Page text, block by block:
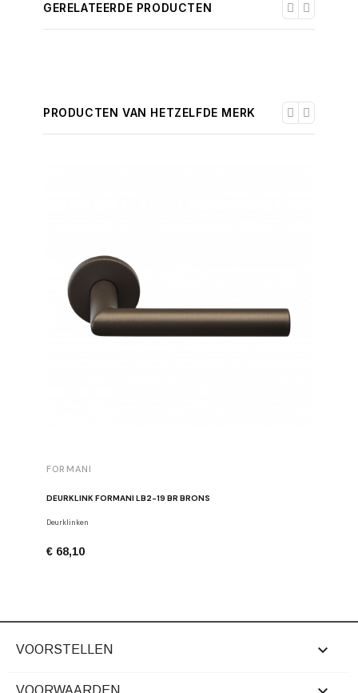
GERELATEERDE PRODUCTEN
PRODUCTEN VAN HETZELFDE MERK
FORMANI
DEURKLINK FORMANI LB2-19 BR BRONS
Deurklinken
€ 68,10
VOORSTELLEN 
VOORWAARDEN